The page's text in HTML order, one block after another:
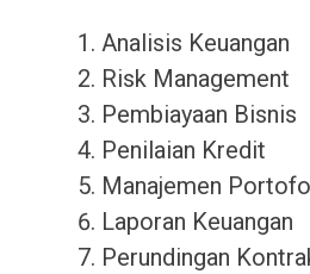
Analisis Keuangan
Risk Management
Pembiayaan Bisnis
Penilaian Kredit
Manajemen
Laporan Keuangan
Perundingan